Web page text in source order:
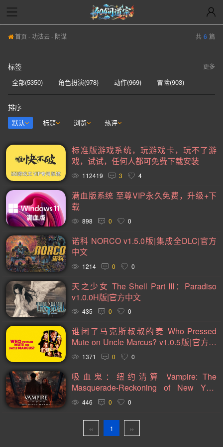
首页 -功法云- 阴谋 共 6 篇
标签
全部(5350) 角色扮演(978) 动作(969)
冒险(903)
策略(556)
开放世界(532) 休闲(528)
奇幻(373)
射击(363) 3D(352)
合作(350)
沙盒(343)
女性主角(332) 解谜(330)
恐怖(306)
科幻(297) 模拟经营(282)
日系游戏(278)
暴力(278)
氛围(277)
2D(242)
可爱(234) 轻度 Rogue(224)
即时战略(215)
管理(199) 砍杀(196)
太空(194)
血腥(184)
解谜冒险(177) 街机(176)
驾驶(169)
回合制战斗(168)
选择取向(161)
冒险(158)
视觉小说(156)
类魂系列(155)
横向滚屏(155)
卡通风格(155)
回合制(152)
欢乐(151) 第三人称(147)
益智休闲(137)
体育运动(130)
枪战射击(126)
赛车竞速(124)
类 Rogue(114)
时空旅行(114)
悬疑(113)
第三人称视角(110)
拟真(108)
二维(105)
困难(105)
像素图形(104)
更多
排序
默认 标题 浏览 热评
标准版游戏系统，玩游戏卡，玩不了游
戏，试试，任何人都可免费下载安装
112419 3 4
满血版系统 至尊VIP永久免费，升级+下
载
898 0 0
诺科 NORCO v1.5.0版|集成全DLC|官方
中文
1214 0 0
天之少女 The Shell Part III：Paradiso
v1.0.0H版|官方中文
435 0 0
谁闭了马克斯叔叔的麦 Who Pressed
Mute on Uncle Marcus? v1.0.5版|官方中
文 1371 0 0
吸血鬼：纽约清算 Vampire: The
Masquerade-Reckoning of New York
v1.1版|官方英文
446 0 0
‹‹ 1 ››